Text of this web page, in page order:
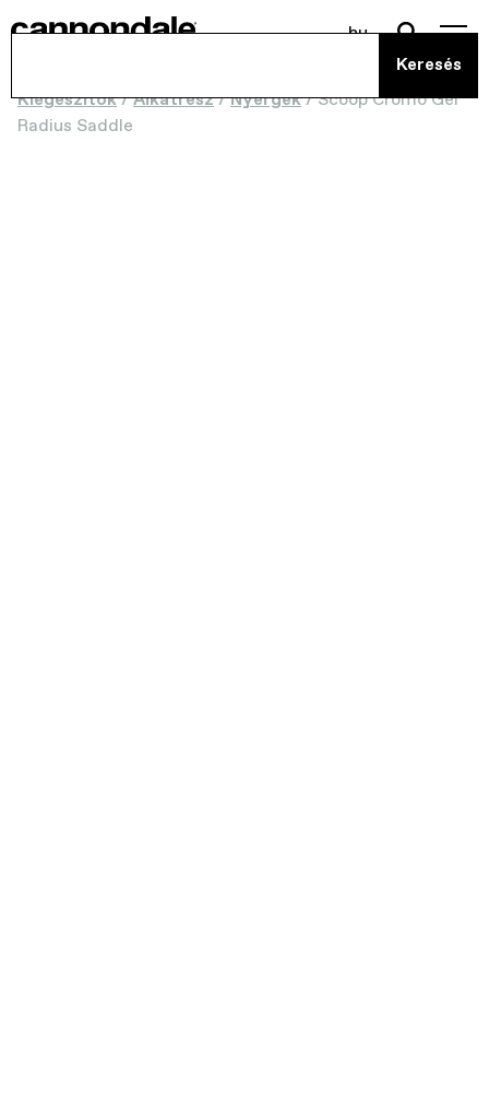
hu
Kiegészítők/Alkatrész/Nyergek/Scoop Cromo Gel
Radius Saddle